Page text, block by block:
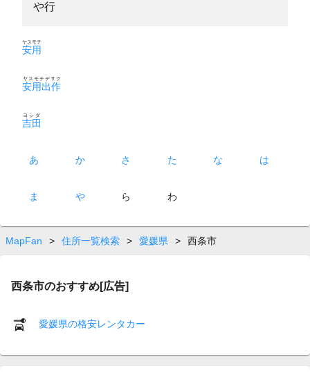
や行
安用
ヤスモチ
安用出作
ヤスモチデサク
吉田
ヨシダ
あ か さ た な は
ま や ら わ
MapFan > 住所一覧検索 > 愛媛県 > 西条市
西条市のおすすめ[広告]
愛媛県の格安レンタカー